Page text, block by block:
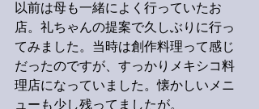
以前は母も一緒によく行っていたお
店。礼ちゃんの提案で久しぶりに行っ
てみました。当時は創作料理って感じ
だったのですが、すっかりメキシコ料
理店になっていました。懐かしいメニ
ューも少し残ってましたが。